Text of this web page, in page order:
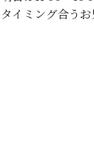
タイミング合う